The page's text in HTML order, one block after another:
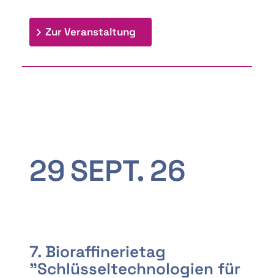
Zur Veranstaltung
29SEPT. 26
7. Bioraffinerietag
"Schlüsseltechnologien für